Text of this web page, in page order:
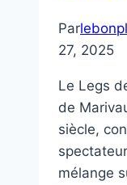
Par
27, 2025
Le Legs
de
siècle,
mélange